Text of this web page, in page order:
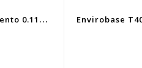
D
Eltron PRLX2 Cristallo Argento 0.113Kg